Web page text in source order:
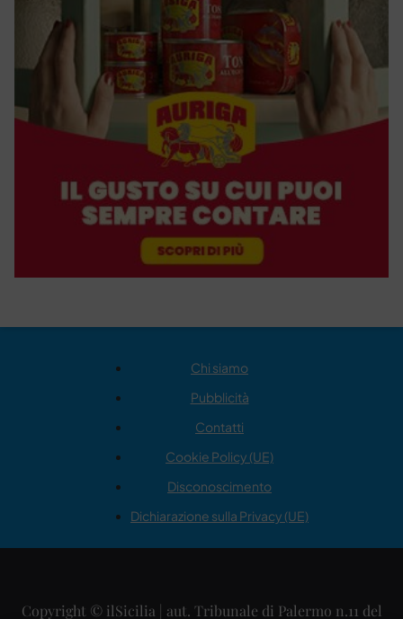
Chi siamo
Pubblicità
Contatti
Cookie Policy (UE)
Disconoscimento
Dichiarazione sulla Privacy (UE)
Copyright © ilSicilia | aut. Tribunale di Palermo n.11 del